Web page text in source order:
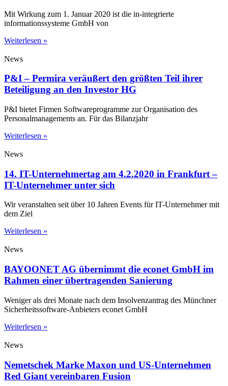
Mit Wirkung zum 1. Januar 2020 ist die in-integrierte
informationssysteme GmbH von
Weiterlesen »
News
P&I – Permira veräußert den größten Teil ihrer
Beteiligung an den Investor HG
P&I bietet Firmen Softwareprogramme zur Organisation des
Personalmanagements an. Für das Bilanzjahr
Weiterlesen »
News
14. IT-Unternehmertag am 4.2.2020 in Frankfurt –
IT-Unternehmer unter sich
Wir veranstalten seit über 10 Jahren Events für IT-Unternehmer mit
dem Ziel
Weiterlesen »
News
BAYOONET AG übernimmt die econet GmbH im
Rahmen einer übertragenden Sanierung
Weniger als drei Monate nach dem Insolvenzantrag des Münchner
Sicherheitssoftware-Anbieters econet GmbH
Weiterlesen »
News
Nemetschek Marke Maxon und US-Unternehmen
Red Giant vereinbaren Fusion